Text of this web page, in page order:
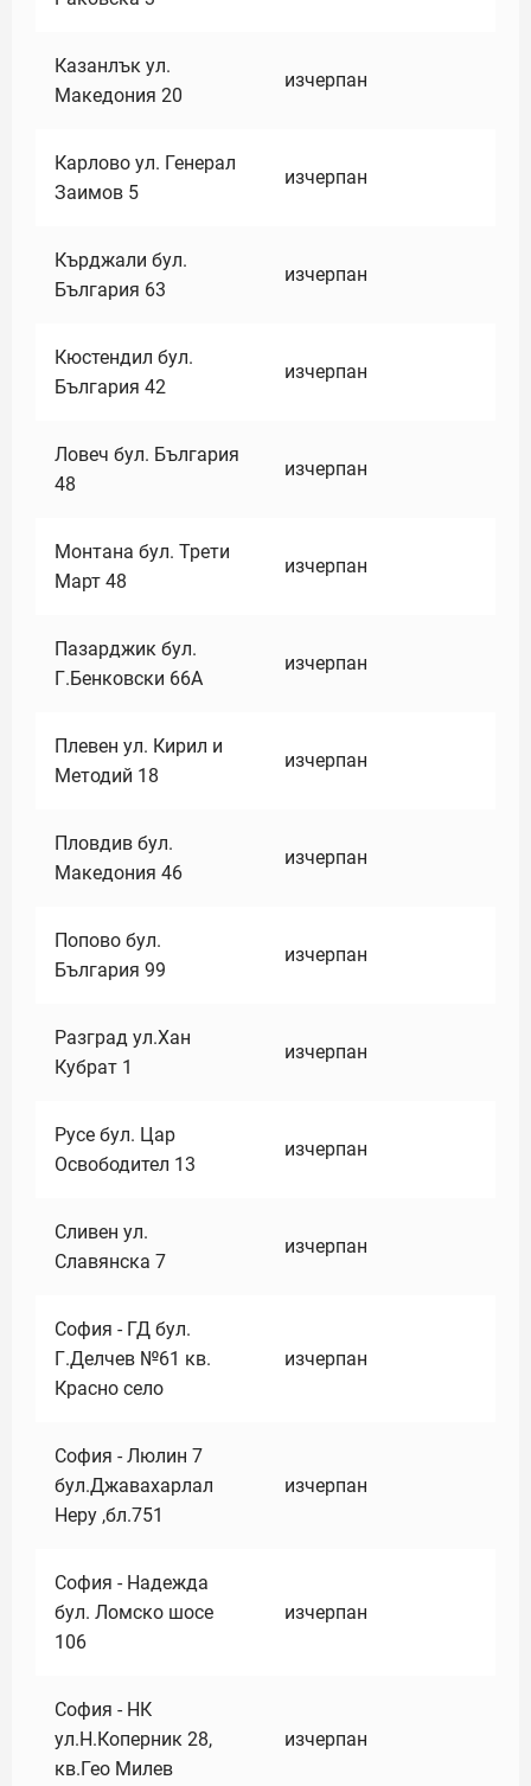
Казанлък ул.
Македония 20
изчерпан
Карлово ул. Генерал
Заимов 5
изчерпан
Кърджали бул.
България 63
изчерпан
Кюстендил бул.
България 42
изчерпан
Ловеч бул. България
48
изчерпан
Монтана бул. Трети
Март 48
изчерпан
Пазарджик бул.
Г.Бенковски 66А
изчерпан
Плевен ул. Кирил и
Методий 18
изчерпан
Пловдив бул.
Македония 46
изчерпан
Попово бул.
България 99
изчерпан
Разград ул.Хан
Кубрат 1
изчерпан
Русе бул. Цар
Освободител 13
изчерпан
Сливен ул.
Славянска 7
изчерпан
София - ГД бул.
Г.Делчев №61 кв.
Красно село
изчерпан
София - Люлин 7
бул.Джавахарлал
Неру ,бл.751
изчерпан
София - Надежда
бул. Ломско шосе
106
изчерпан
София - НК
ул.Н.Коперник 28,
кв.Гео Милев
изчерпан